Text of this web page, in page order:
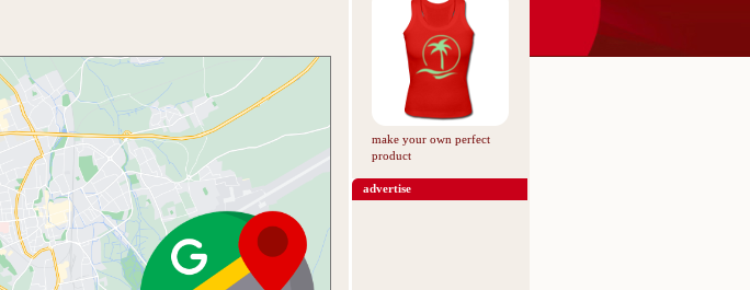
make your own perfect
product
advertise